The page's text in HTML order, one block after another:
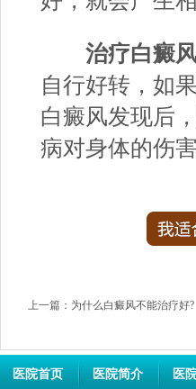
治疗白癜
自行好转，如
白癜风发现后
病对身体的伤害
上一篇： 为什么白癜风不能治疗好?
医院首页 医院简介 医